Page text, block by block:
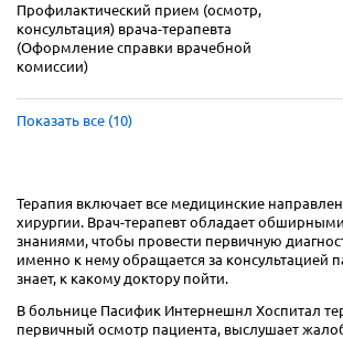
Профилактический прием (осмотр,
консультация) врача-терапевта
(Оформление справки врачебной
комиссии)
Показать все (10)
Терапия включает все медицинские
хирургии. Врач-терапевт обладает
знаниями, чтобы провести первичную
именно к нему обращается за консультацией
знает, к какому доктору пойти.
В больнице Пасифик Интернешнл Хоспитал
первичный осмотр пациента, выслушает